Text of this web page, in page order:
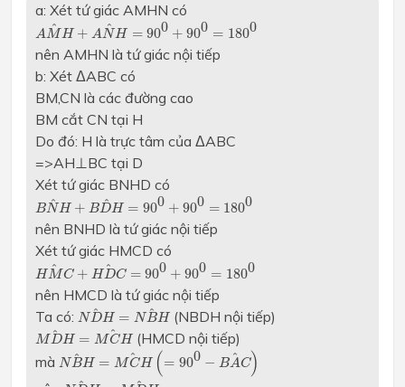
a: Xét tứ giác AMHN có
^
AMH + ^
ANH = 900 + 900 = 1800
M ANH 0+ 0=
nên AMHN là tứ giác nội tiếp
b: Xét ΔABC có
BM,CN là các đường cao
BM cắt CN tại H
Do đó: H là trực tâm của ΔABC
=>AH⊥BC tại D
Xét tứ giác BNHD có
^
BNH + ^
BDH = 900 + 900 = 1800
N +B DH 0+ 0=
nên BNHD là tứ giác nội tiếp
Xét tứ giác HMCD có
^
HMC + ^
HDC = 900 + 900 = 1800
M + DC 0+ 0=
nên HMCD là tứ giác nội tiếp
Ta có:
^
NDH = ^
NBH
NDH^ NBH^ (NBDH nội tiếp)
^
MDH = ^
MCH
D H
(HMCD nội tiếp)
mà
^
NBH = ^
MCH (= 900 − ^
BAC)
NB ^= MCH^(= 900−B AC^
NDH^ M DH ^